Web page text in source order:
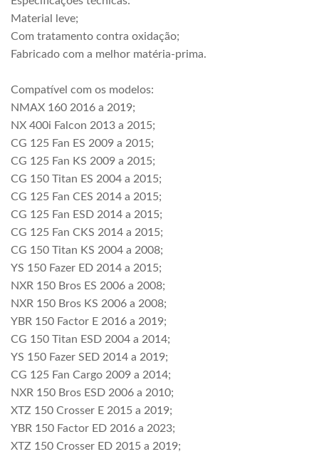
Material leve;
Com tratamento contra oxidação;
Fabricado com a melhor matéria-prima.
Compatível com os modelos:
NMAX 160 2016 a 2019;
NX 400i Falcon 2013 a 2015;
CG 125 Fan ES 2009 a 2015;
CG 125 Fan KS 2009 a 2015;
CG 150 Titan ES 2004 a 2015;
CG 125 Fan CES 2014 a 2015;
CG 125 Fan ESD 2014 a 2015;
CG 125 Fan CKS 2014 a 2015;
CG 150 Titan KS 2004 a 2008;
YS 150 Fazer ED 2014 a 2015;
NXR 150 Bros ES 2006 a 2008;
NXR 150 Bros KS 2006 a 2008;
YBR 150 Factor E 2016 a 2019;
CG 150 Titan ESD 2004 a 2014;
YS 150 Fazer SED 2014 a 2019;
CG 125 Fan Cargo 2009 a 2014;
NXR 150 Bros ESD 2006 a 2010;
XTZ 150 Crosser E 2015 a 2019;
YBR 150 Factor ED 2016 a 2023;
XTZ 150 Crosser ED 2015 a 2019;